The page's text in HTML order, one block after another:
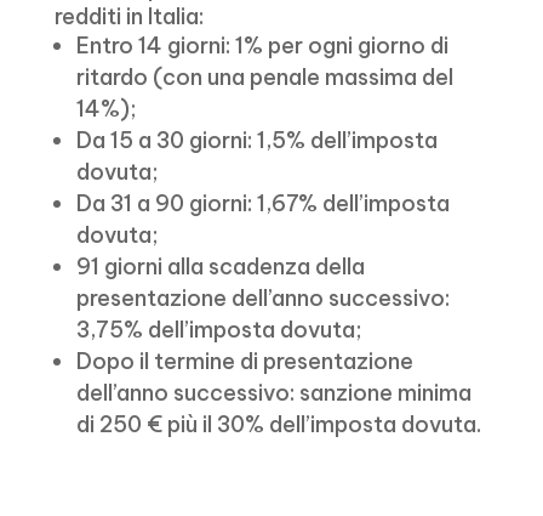
redditi in Italia:
Entro 14 giorni: 1% per ogni giorno di
ritardo (con una penale massima del
14%);
Da 15 a 30 giorni: 1,5% dell’imposta
dovuta;
Da 31 a 90 giorni: 1,67% dell’imposta
dovuta;
91 giorni alla scadenza della
presentazione dell’anno successivo:
3,75% dell’imposta dovuta;
Dopo il termine di presentazione
dell’anno successivo: sanzione minima
di 250 € più il 30% dell’imposta dovuta.